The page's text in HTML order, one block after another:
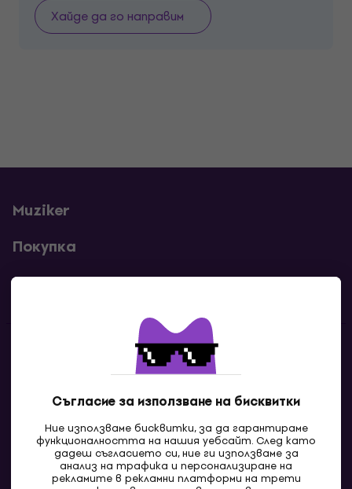
Съгласие за използване на бисквитки
Ние използваме бисквитки, за да гарантираме
функционалността на нашия уебсайт. След като
дадеш съгласието си, ние ги използваме за
анализ на трафика и персонализиране на
рекламите в рекламни платформи на трети
Хайде да го направим
Muziker
Покупка
Полезни линкове
Контакти